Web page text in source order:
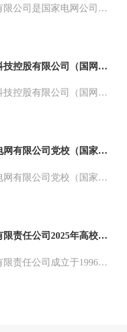
国网中兴有限公司是国家电网公司的全资子公司，主要负责为国家电网公司总部及在京直属单位提供高质量后勤支撑服务保障，主营业务包括资产运营、会旅保障、专项支撑、服务保障等。其中资产运营包括运营管理位于北京、上海、深圳、珠海等地持有型物业，服务支撑国家电网公司在京津冀、长三角、粤港澳大湾区等区域新兴战略产业布局，保障系统内单位办公用房需求。
国网数字科技控股有限公司（国网雄安金融科技集团有限公司）2025年高校毕业生招聘公告（第二批）
国网数字科技控股有限公司（国网雄安金融科技集团有限公司）2025年第二批高校毕业生招聘工作已启动，欢迎高校毕业生应聘。现将有关事项公告如下。
中共国家电网有限公司党校（国家电网有限公司高级管理人员培训中心）2025年高校毕业生招聘公告（第二批）
中共国家电网有限公司党校（国家电网有限公司高级管理人员培训中心）（以下简称“国网党校（高培中心）”）是国家电网公司直属单位，是国网公司培训党组管理领导人员、优秀中青年领导人员、专业管理人员和团青干部的学校，是研究宣传习近平新时代中国特色社会主义思想、推进党的创新理论武装的重要阵地，是国有企业党的建设、党风廉政建设、领导科学、人力资源开发等领域国网特色新型高端研究机构。
英大证券有限责任公司2025年高校毕业生招聘公告（第二批）
英大证券有限责任公司成立于1996年，是国家电网有限公司（以下简称“国家电网”）旗下的全牌照综合性证券公司，总部位于深圳市，注册资本43.36亿元。公司是国家电网公司直属9家金融单位之一，全资控股的唯一券商，国家电网通过上市公司国网英大股份有限公司持有公司100%股权。现因公司经营发展需要，面向国（境）内外2025年优秀应届毕业生进行招聘，有关事项通知如下：